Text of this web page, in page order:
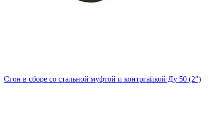
Сгон в сборе со стальной муфтой и контргайкой Ду 50 (2″)